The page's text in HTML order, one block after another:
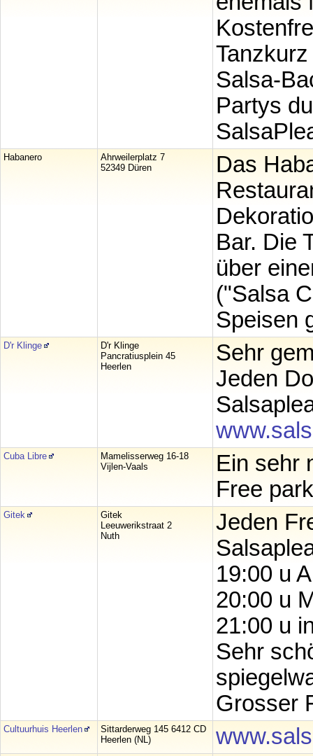
Salsa-
Partys
Habanero
Ahrweilerplatz 7
52349 Düren
Das
Bar. Die
über
("Salsa
Speisen
D'r Klinge
D'r Klinge
Pancratiusplein 45
Heerlen
Sehr
Jeden
Cuba Libre
Mamelisserweg 16-18
Vijlen-Vaals
Ein sehr
Free
Gitek
Gitek
Leeuwerikstraat 2
Nuth
Jeden
19:00 u
20:00 u
21:00 u
Sehr
Grosser
Cultuurhuis Heerlen
Sittarderweg 145 6412 CD
Heerlen (NL)